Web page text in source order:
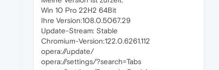
Win 10 Pro 22H2 64Bit
Ihre Version:108.0.5067.29
Update-Stream: Stable
Chromium-Version:122.0.6261.112
opera://update/
opera://settings/?search=Tabs